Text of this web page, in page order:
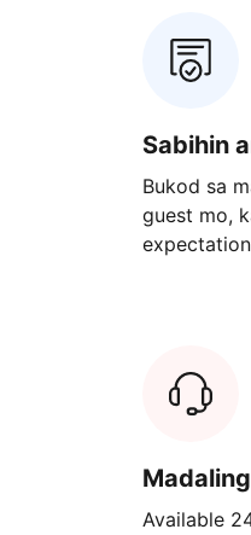
Sabihin
Bukod sa
guest mo,
Available